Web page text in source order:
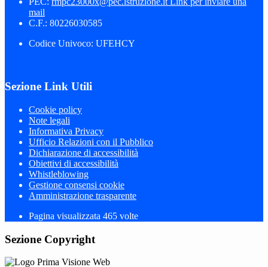
mail
C.F.: 80226030585
Codice Univoco: UFEHCY
Sezione Link Utili
Cookie policy
Note legali
Informativa Privacy
Ufficio Relazioni con il Pubblico
Dichiarazione di accessibilità
Obiettivi di accessibilità
Whistleblowing
Gestione consensi cookie
Amministrazione trasparente
Pagina visualizzata 465 volte
Sezione Copyright